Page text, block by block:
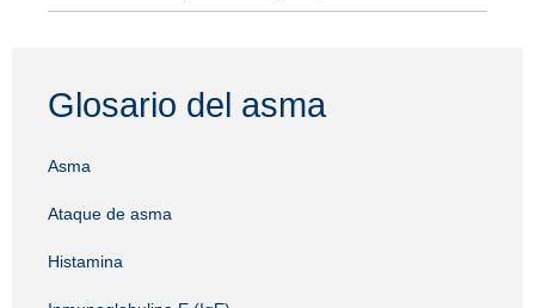
Glosario del asma
Asma
Ataque de asma
Histamina